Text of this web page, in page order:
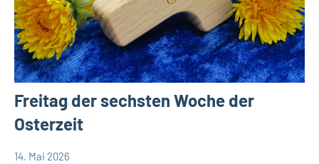
Freitag der sechsten Woche der
Osterzeit
14. Mai 2026